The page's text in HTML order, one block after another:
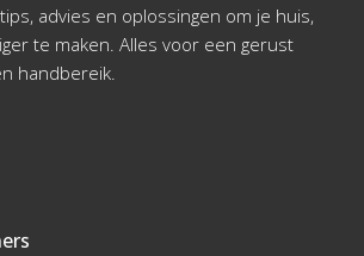
advies en oplossingen om je huis,
te maken. Alles voor een gerust
handbereik.